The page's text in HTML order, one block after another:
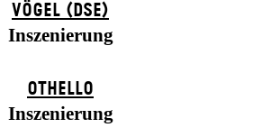
VÖGEL (DSE)
Inszenierung
OTHELLO
Inszenierung